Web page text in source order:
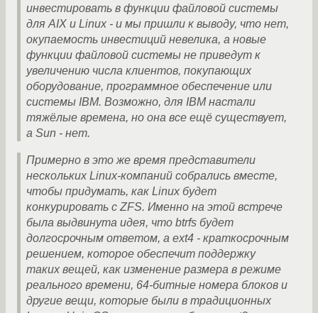
инвестировать в функции файловой системы
для AIX и Linux - и мы пришли к выводу, что нет,
окупаемость инвестиций невелика, а новые
функции файловой системы не приведут к
увеличению числа клиентов, покупающих
оборудование, программное обеспечение или
системы IBM. Возможно, для IBM настали
тяжёлые времена, но она все ещё существует,
а Sun - нет.
Примерно в это же время представители
нескольких Linux-компаний собрались вместе,
чтобы придумать, как Linux будет
конкурировать с ZFS. Именно на этой встрече
была выдвинута идея, что btrfs будет
долгосрочным ответом, а ext4 - краткосрочным
решением, которое обеспечит поддержку
таких вещей, как изменение размера в режиме
реального времени, 64-битные номера блоков и
другие вещи, которые были в традиционных